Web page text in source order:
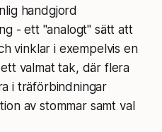
handgjord
- ett "analogt" sätt att
vinklar i exempelvis en
valmat tak, där flera
i träförbindningar
av stommar samt val